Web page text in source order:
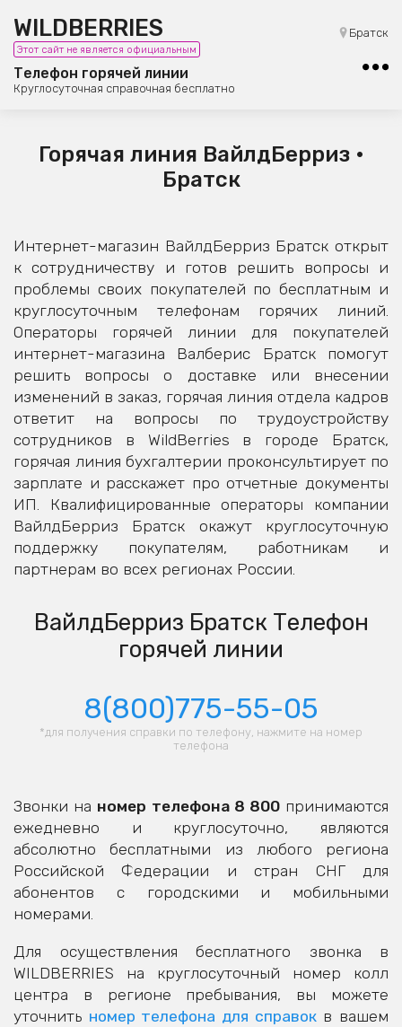
WILDBERRIES
Этот сайт не является официальным
Телефон горячей линии
Круглосуточная справочная бесплатно
Братск
8 (800) 101-42-23
Бесплатная юридическая консультация
Горячая линия ВайлдБерриз •
Братск
Интернет-магазин ВайлдБерриз Братск открыт
к сотрудничеству и готов решить вопросы и
проблемы своих покупателей по бесплатным и
круглосуточным телефонам горячих линий.
Операторы горячей линии для покупателей
интернет-магазина Валберис Братск помогут
решить вопросы о доставке или внесении
изменений в заказ, горячая линия отдела кадров
ответит на вопросы по трудоустройству
сотрудников в WildBerries в городе Братск,
горячая линия бухгалтерии проконсультирует по
зарплате и расскажет про отчетные документы
ИП. Квалифицированные операторы компании
ВайлдБерриз Братск окажут круглосуточную
поддержку покупателям, работникам и
партнерам во всех регионах России.
ВайлдБерриз Братск Телефон
горячей линии
8(800)775-55-05
*для получения справки по телефону, нажмите на номер
телефона
Звонки на номер телефона 8 800принимаются
ежедневно и круглосуточно, являются
абсолютно бесплатными из любого региона
Российской Федерации и стран СНГ для
абонентов с городскими и мобильными
номерами.
Для осуществления бесплатного звонка в
WILDBERRIES на круглосуточный номер колл
центра в регионе пребывания, вы можете
уточнить номер телефона для справокв вашем